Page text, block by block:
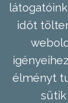
időt
élményt